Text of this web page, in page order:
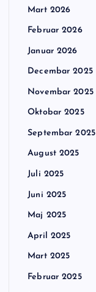
Mart 2026
Februar 2026
Januar 2026
Decembar 2025
Novembar 2025
Oktobar 2025
Septembar 2025
August 2025
Juli 2025
Juni 2025
Maj 2025
April 2025
Mart 2025
Februar 2025